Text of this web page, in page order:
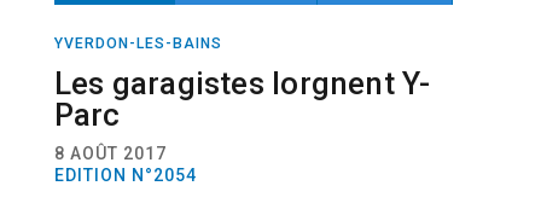
YVERDON-LES-BAINS
Les garagistes lorgnent Y-
Parc
8 AOÛT 2017
EDITION N°2054